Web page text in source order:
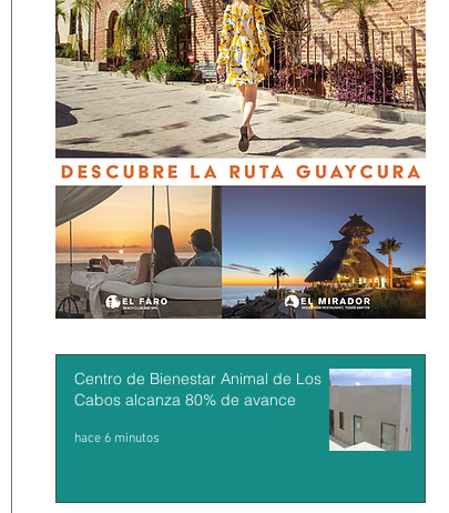
Centro de Bienestar Animal de Los
Cabos alcanza 80% de avance
hace 6 minutos